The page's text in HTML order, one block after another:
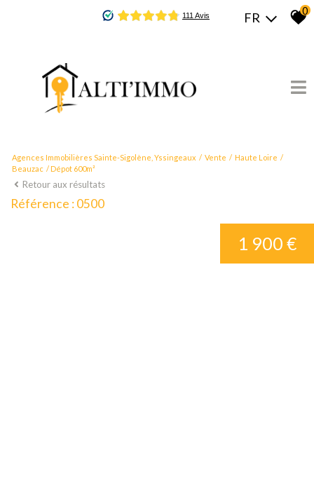
FR 0
Agences Immobilières Sainte-Sigolène, Yssingeaux Vente
Haute Loire
Beauzac
Dépot 600m²
Retour aux résultats
Référence : 0500
1 900 €